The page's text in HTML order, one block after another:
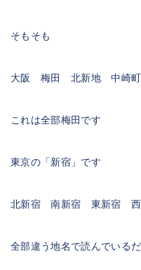
そもそも
大阪 梅田 北新地 中崎
これは全部梅田です
東京の「新宿」です
北新宿 南新宿 東新宿
全部違う地名で読んでいる